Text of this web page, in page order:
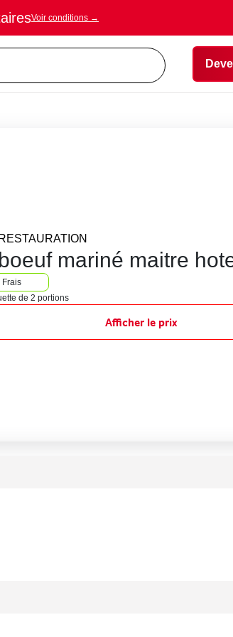
Voir conditions →
mariné maitre
Frais
de 2 portions
Afficher le prix